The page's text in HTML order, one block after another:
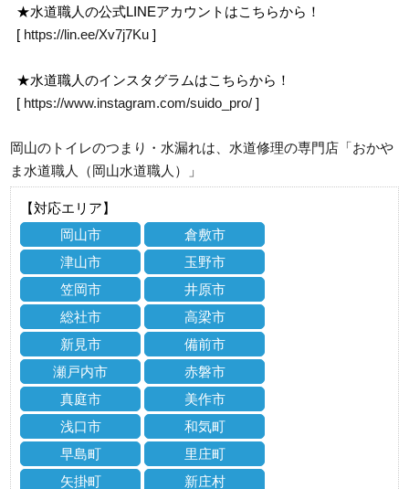
★水道職人の公式LINEアカウントはこちらから！
[ https://lin.ee/Xv7j7Ku ]
★水道職人のインスタグラムはこちらから！
[ https://www.instagram.com/suido_pro/ ]
岡山のトイレのつまり・水漏れは、水道修理の専門店「おかや
ま水道職人（岡山水道職人）」
【対応エリア】
岡山市
倉敷市
津山市
玉野市
笠岡市
井原市
総社市
高梁市
新見市
備前市
瀬戸内市
赤磐市
真庭市
美作市
浅口市
和気町
早島町
里庄町
矢掛町
新庄村